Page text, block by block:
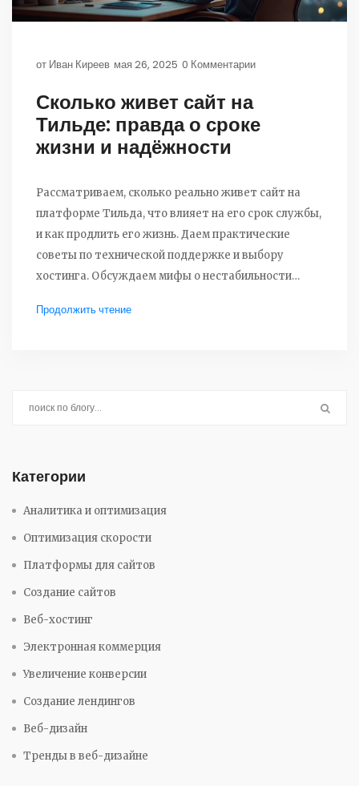
от Иван Киреев мая 26, 2025 0 Комментарии
Сколько живет сайт на
Тильде: правда о сроке
жизни и надёжности
Рассматриваем, сколько реально живет сайт на
платформе Тильда, что влияет на его срок службы,
и как продлить его жизнь. Даем практические
советы по технической поддержке и выбору
хостинга. Обсуждаем мифы о нестабильности
Разбираемся в важных нюансах, которые часто
Продолжить чтение
Категории
Аналитика и оптимизация
Оптимизация скорости
Платформы для сайтов
Создание сайтов
Веб-хостинг
Электронная коммерция
Увеличение конверсии
Создание лендингов
Веб-дизайн
Тренды в веб-дизайне